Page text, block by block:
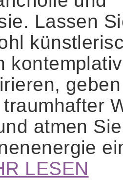
Lassen
kontemplativ
atmen
LESEN